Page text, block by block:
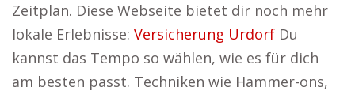
Zeitplan. Diese Webseite bietet dir noch mehr
lokale Erlebnisse: Versicherung Urdorf Du
kannst das Tempo so wählen, wie es für dich
am besten passt. Techniken wie Hammer-ons,